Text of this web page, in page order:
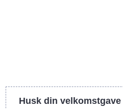
Husk din velkomstgave